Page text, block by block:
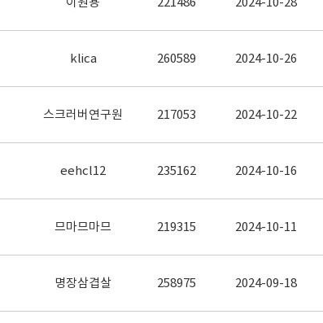
klica 260589 2024-10-26
스크러버연구원 217053 2024-10-22
eehcl12 235162 2024-10-16
므마므마므 219315 2024-10-11
명장삼겹살 258975 2024-09-18